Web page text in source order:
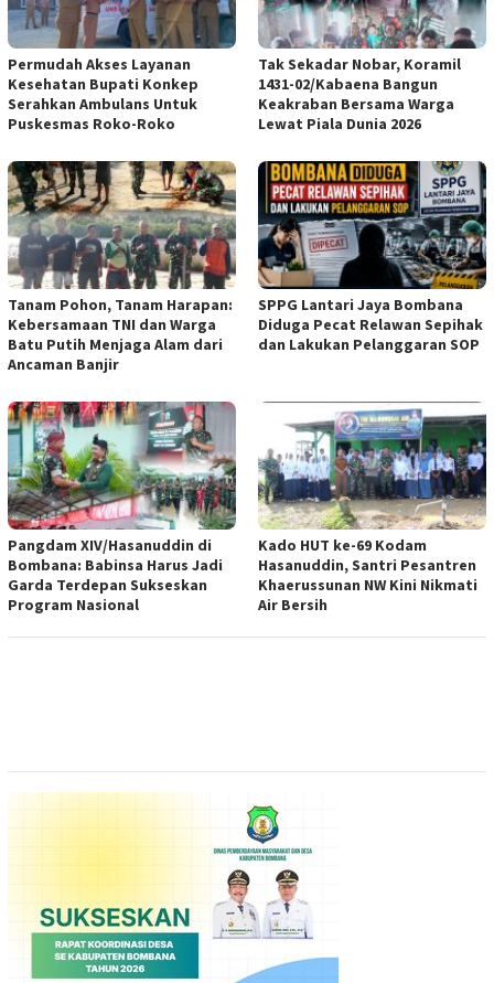
Permudah Akses Layanan
Kesehatan Bupati Konkep
Serahkan Ambulans Untuk
Puskesmas Roko-Roko
Tak Sekadar Nobar, Koramil
1431-02/Kabaena Bangun
Keakraban Bersama Warga
Lewat Piala Dunia 2026
Tanam Pohon, Tanam Harapan:
Kebersamaan TNI dan Warga
Batu Putih Menjaga Alam dari
Ancaman Banjir
SPPG Lantari Jaya Bombana
Diduga Pecat Relawan Sepihak
dan Lakukan Pelanggaran SOP
Pangdam XIV/Hasanuddin di
Bombana: Babinsa Harus Jadi
Garda Terdepan Sukseskan
Program Nasional
Kado HUT ke-69 Kodam
Hasanuddin, Santri Pesantren
Khaerussunan NW Kini Nikmati
Air Bersih